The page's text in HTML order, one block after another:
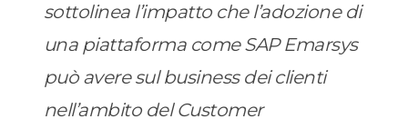
sottolinea l’impatto che l’adozione di
una piattaforma come SAP Emarsys
può avere sul business dei clienti
nell’ambito del Customer